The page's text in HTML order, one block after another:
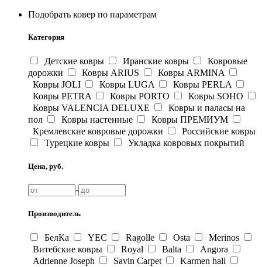
Подобрать ковер по параметрам
Категория
Детские ковры Иранские ковры
Ковровые
дорожки
Ковры ARIUS
Ковры ARMINA
Ковры JOLI
Ковры LUGA
Ковры PERLA
Ковры PETRA
Ковры PORTO
Ковры SOHO
Ковры VALENCIA DELUXE
Ковры и паласы на
пол
Ковры настенные
Ковры ПРЕМИУМ
Кремлевские ковровые дорожки
Российские ковры
Турецкие ковры
Укладка ковровых покрытий
Цена, руб.
-
Производитель
БелКа YEC Ragolle Osta
Merinos
Витебские ковры
Royal Balta
Angora
Adrienne Joseph
Savin Carpet
Karmen hali